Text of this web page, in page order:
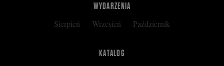
WYDARZENIA
Sierpień Wrzesień Październik
KATALOG